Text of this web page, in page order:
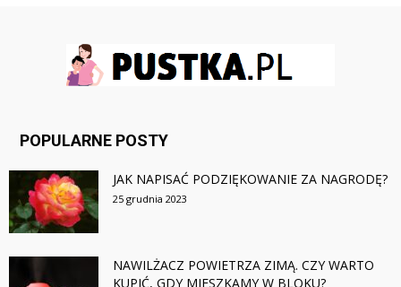
POPULARNE POSTY
JAK NAPISAĆ PODZIĘKOWANIE ZA NAGRODĘ?
25 grudnia 2023
NAWILŻACZ POWIETRZA ZIMĄ. CZY WARTO
KUPIĆ, GDY MIESZKAMY W BLOKU?